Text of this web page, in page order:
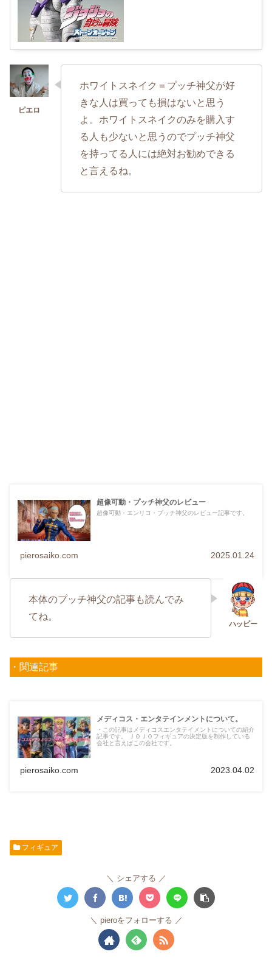
ホワイトスネイク＝プッチ神父が好
きな人は買っても損はないと思う
よ。ホワイトスネイクのみを購入す
る人も少ないと思うのでプッチ神父
を持ってる人には絶対お勧めできる
と言えるね。
超像可動・プッチ神父のレビュー
超像可動・エンリコ・プッチ神父のレビュー記事です。
pierosaiko.com 2025.01.24
本体のプッチ神父の記事も読んでみ
てね。
・関連記事
メディコス・エンタテインメントについて。
・この記事はメディコスエンタテイメントについての紹介
記事です。 ＪＯＪＯフィギュアの決定版を制作している
会社と言えばこの会社です。
pierosaiko.com 2023.04.02
フィギュア
シェアする
pieroをフォローする